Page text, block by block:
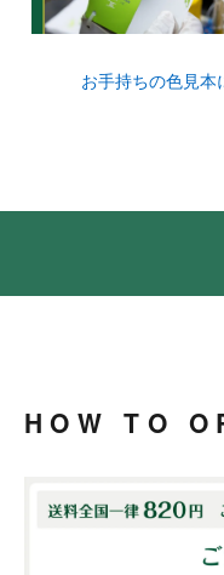
お手持ちの色見本
HOW TO